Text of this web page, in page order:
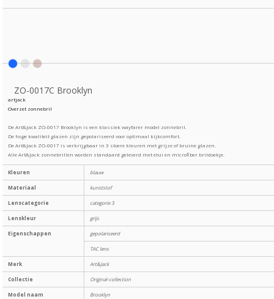
ZO-0017C Brooklyn
artjack
Overzet zonnebril
De Art&Jack ZO-0017 Brooklyn is een klassiek wayfarer model zonnebril.
De hoge kwaliteit glazen zijn gepolariseerd voor optimaal kijkcomfort.
De Art&Jack ZO-0017 is verkrijgbaar in 3 stoere kleuren met grijze of bruine glazen.
Alle Art&Jack zonnebrillen worden standaard geleverd met etui en microfiber brildoekje.
Kleuren blauw
Materiaal kunststof
Lenscategorie categorie 3
Lenskleur grijs
Eigenschappen gepolariseerd
TAC lens
Merk Art&Jack
Collectie Original-collection
Model naam Brooklyn